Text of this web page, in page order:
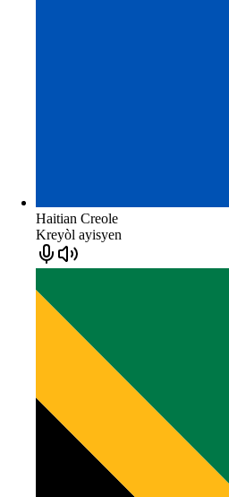
Haitian Creole
Kreyòl ayisyen